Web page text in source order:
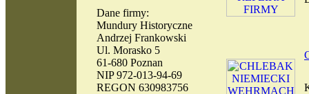
Dane firmy:
Mundury Historyczne
Andrzej Frankowski
Ul. Morasko 5
61-680 Poznan
NIP 972-013-94-69
REGON 630983756